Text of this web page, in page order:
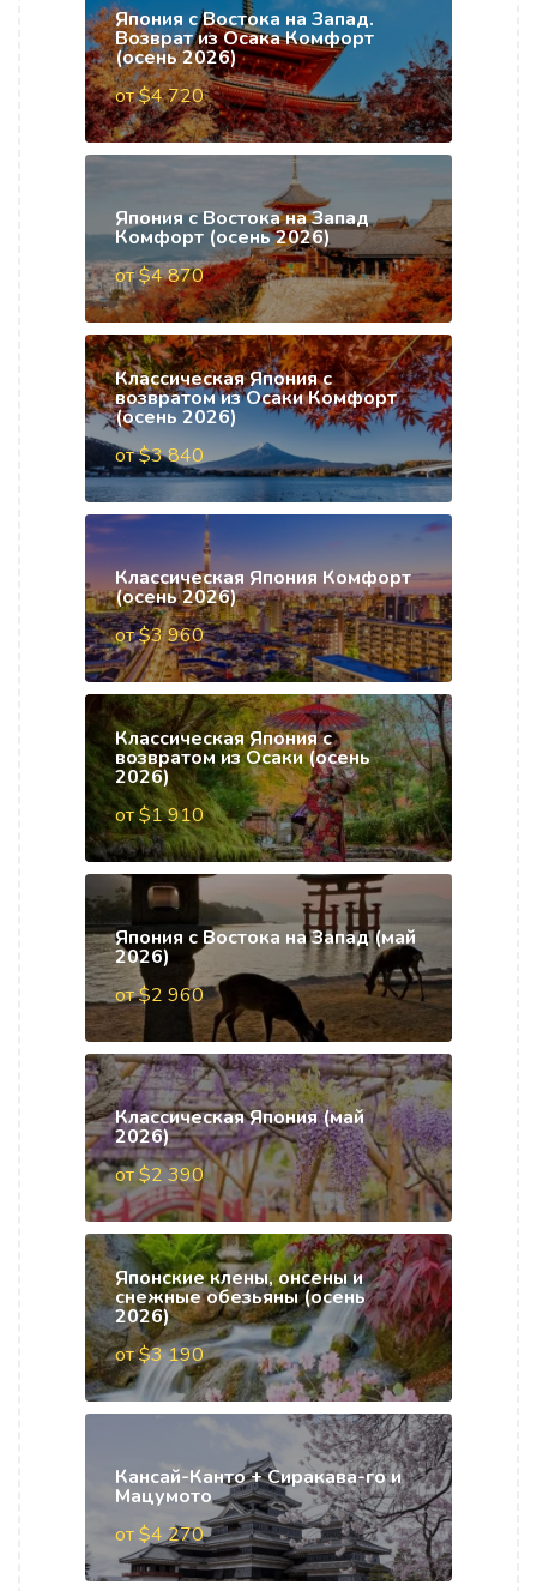
Япония с Востока на Запад.
Возврат из Осака Комфорт
(осень 2026)
от $4 720
Япония с Востока на Запад
Комфорт (осень 2026)
от $4 870
Классическая Япония с
возвратом из Осаки Комфорт
(осень 2026)
от $3 840
Классическая Япония Комфорт
(осень 2026)
от $3 960
Классическая Япония с
возвратом из Осаки (осень
2026)
от $1 910
Япония с Востока на Запад (май
2026)
от $2 960
Классическая Япония (май
2026)
от $2 390
Японские клены, онсены и
снежные обезьяны (осень
2026)
от $3 190
Кансай-Канто + Сиракава-го и
Мацумото
от $4 270